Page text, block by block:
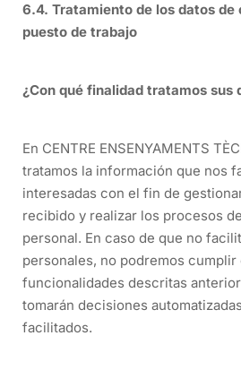
6.4. Tratamiento de los datos de
puesto de trabajo
¿Con qué finalidad tratamos sus
En CENTRE ENSENYAMENTS
tratamos la información que nos
interesadas con el fin de
recibido y realizar los procesos
personal. En caso de que no
personales, no podremos cumplir
funcionalidades descritas
tomarán decisiones
facilitados.